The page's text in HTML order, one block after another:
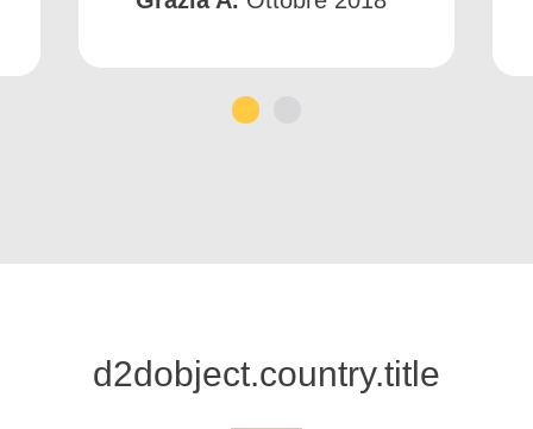
d2dobject.country.title